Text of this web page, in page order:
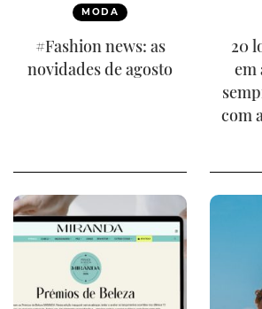
MODA
#Fashion news: as
novidades de agosto
20
em
com